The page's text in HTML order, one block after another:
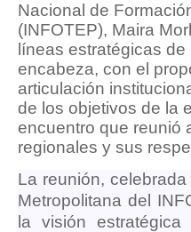
Nacional de
(INFOTEP), Maira
líneas estratégicas
encabeza, con el
articulación
de los objetivos de la
encuentro que reunió
regionales y sus
La reunión,
Metropolitana del
la visión